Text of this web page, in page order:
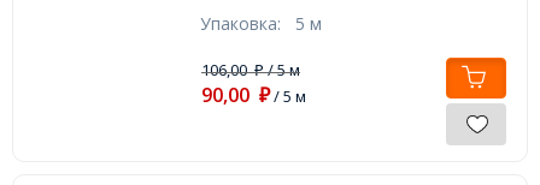
Упаковка: 5 м
106,00₽/ 5 м
90,00 ₽/ 5 м